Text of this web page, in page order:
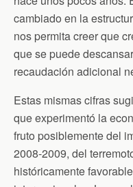
cambiado en la
nos permita creer que
que se puede
recaudación adicional
Estas mismas cifras
que experimentó la
fruto posiblemente del
2008-2009, del
históricamente